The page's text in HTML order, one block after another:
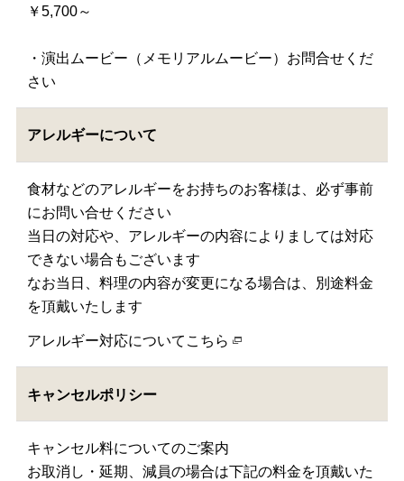
￥5,700～
・演出ムービー（メモリアルムービー）お問合せくだ
さい
アレルギーについて
食材などのアレルギーをお持ちのお客様は、必ず事前
にお問い合せください
当日の対応や、アレルギーの内容によりましては対応
できない場合もございます
なお当日、料理の内容が変更になる場合は、別途料金
を頂戴いたします
アレルギー対応についてこちら
キャンセルポリシー
キャンセル料についてのご案内
お取消し・延期、減員の場合は下記の料金を頂戴いた